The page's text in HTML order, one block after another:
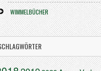
WIMMELBÜCHER